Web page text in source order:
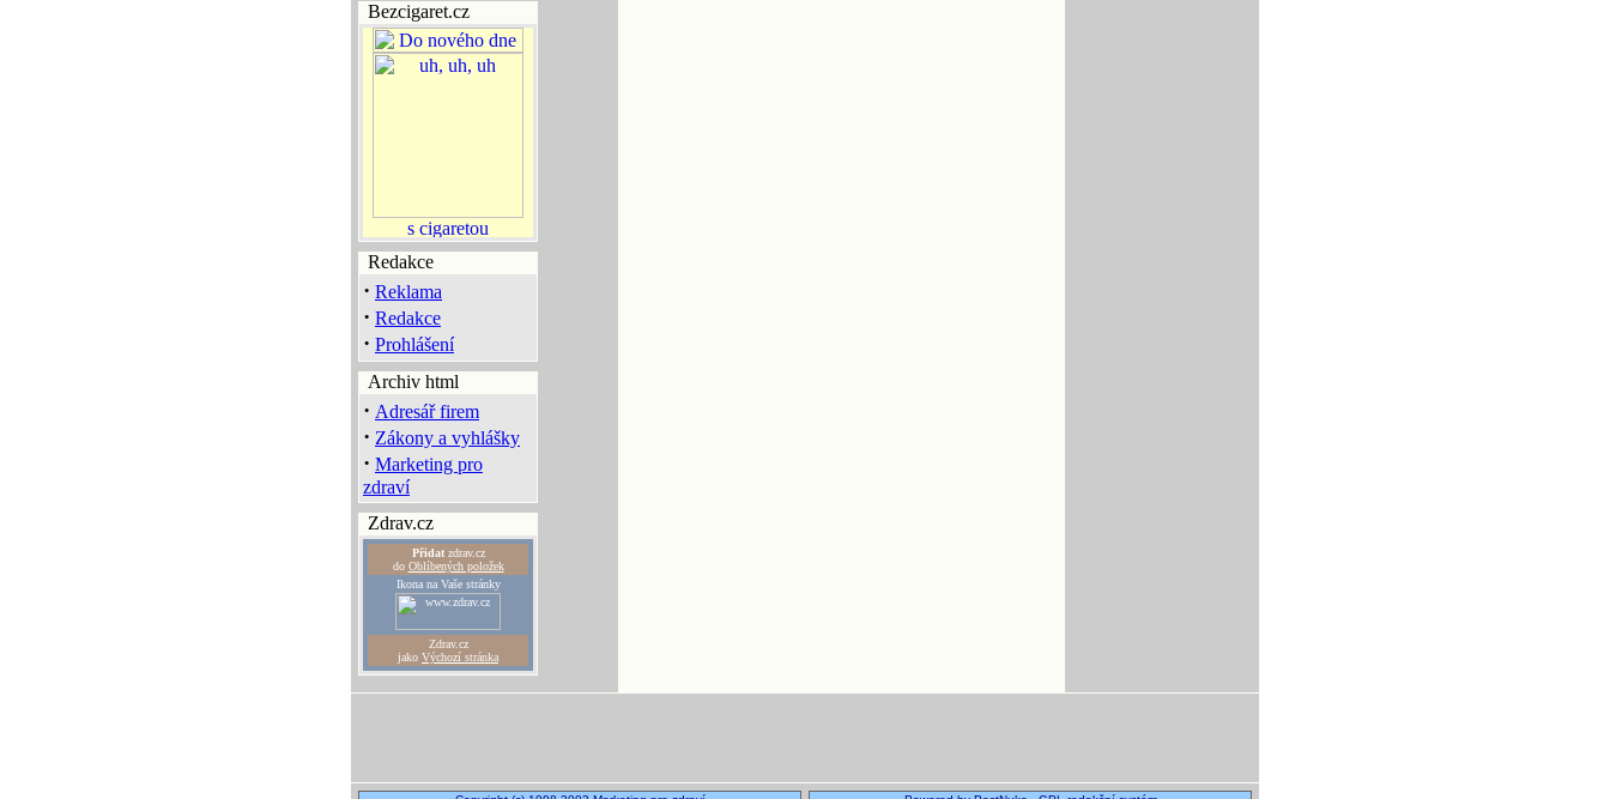
Bezcigaret.cz
Redakce
· Reklama
· Redakce
· Prohlášení
Archiv html
· Adresář firem
· Zákony a vyhlášky
· Marketing pro
zdraví
Zdrav.cz
Přidatzdrav.cz
do Oblíbených položek
Ikona na Vaše stránky
Zdrav.cz
jako Výchozí stránka